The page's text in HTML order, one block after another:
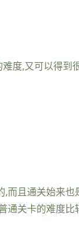
度,又可以得到
且通关始来
关卡的难度